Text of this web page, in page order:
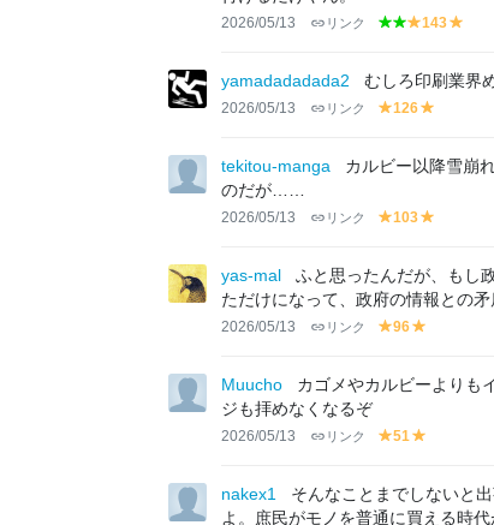
2026/05/13 リンク
g
e
e
g
e
e
y
lo
w
143
lo
yamadadadada2 むしろ印刷業界
2026/05/13 リンク
y
lo
126
lo
tekitou-manga
カルビー以降雪崩
のだが……
2026/05/13 リンク
y
lo
w
103
lo
w
yas-mal
ふと思ったんだが、もし
ただけになって、政府の情報との
2026/05/13 リンク
y
lo
96
lo
Muucho
カゴメやカルビーよりも
ジも拝めなくなるぞ
2026/05/13 リンク
y
lo
w
51
lo
w
nakex1
そんなことまでしないと
よ。庶民がモノを普通に買える時代